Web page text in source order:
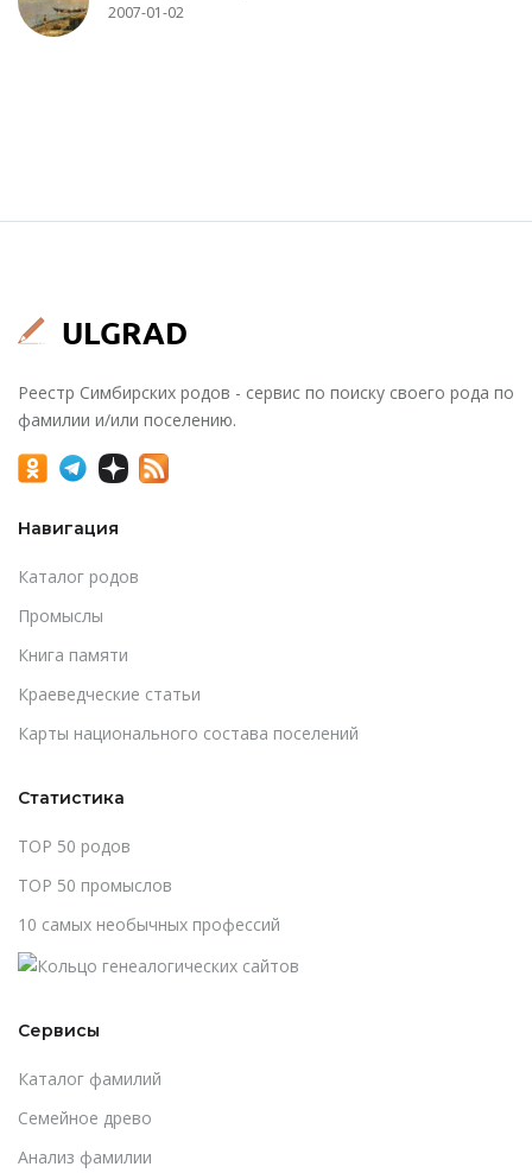
2007-01-02
Реестр Симбирских родов - сервис по поиску своего рода по
фамилии и/или поселению.
Навигация
Каталог родов
Промыслы
Книга памяти
Краеведческие статьи
Карты национального состава поселений
Статистика
TOP 50 родов
TOP 50 промыслов
10 самых необычных профессий
Сервисы
Каталог фамилий
Cемейное древо
Анализ фамилии